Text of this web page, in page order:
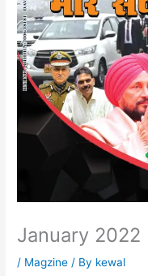
January 2022
/ Magzine / By kewal